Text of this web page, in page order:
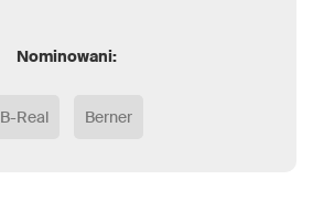
Nominowani:
B-Real Berner